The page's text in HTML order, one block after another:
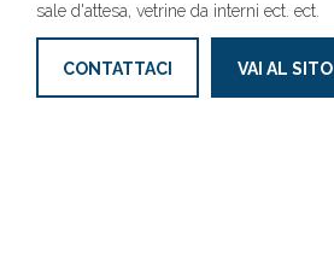
sale d'attesa, vetrine da interni ect. ect.
CONTATTACI VAI AL SITO